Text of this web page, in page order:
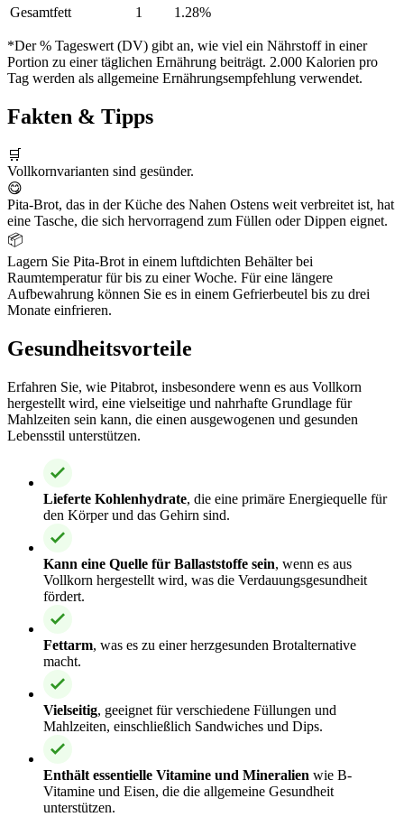
Gesamtfett
1 1.28%
*Der % Tageswert (DV) gibt an, wie viel ein Nährstoff in einer
Portion zu einer täglichen Ernährung beiträgt. 2.000 Kalorien pro
Tag werden als allgemeine Ernährungsempfehlung verwendet.
Fakten & Tipps
🛒
Vollkornvarianten sind gesünder.
😋
Pita-Brot, das in der Küche des Nahen Ostens weit verbreitet ist, hat
eine Tasche, die sich hervorragend zum Füllen oder Dippen eignet.
📦
Lagern Sie Pita-Brot in einem luftdichten Behälter bei
Raumtemperatur für bis zu einer Woche. Für eine längere
Aufbewahrung können Sie es in einem Gefrierbeutel bis zu drei
Monate einfrieren.
Gesundheitsvorteile
Erfahren Sie, wie Pitabrot, insbesondere wenn es aus Vollkorn
hergestellt wird, eine vielseitige und nahrhafte Grundlage für
Mahlzeiten sein kann, die einen ausgewogenen und gesunden
Lebensstil unterstützen.
Lieferte Kohlenhydrate, die eine primäre Energiequelle für
den Körper und das Gehirn sind.
Kann eine Quelle für Ballaststoffe sein, wenn es aus
Vollkorn hergestellt wird, was die Verdauungsgesundheit
fördert.
Fettarm, was es zu einer herzgesunden Brotalternative
macht.
Vielseitig, geeignet für verschiedene Füllungen und
Mahlzeiten, einschließlich Sandwiches und Dips.
Enthält essentielle Vitamine und Mineralien wie B-
Vitamine und Eisen, die die allgemeine Gesundheit
unterstützen.